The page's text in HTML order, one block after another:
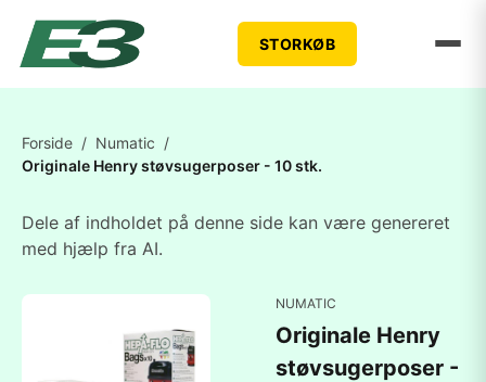
STORKØB
Forside / Numatic /
Originale Henry støvsugerposer - 10 stk.
Dele af indholdet på denne side kan være genereret
med hjælp fra AI.
NUMATIC
Originale Henry
støvsugerposer -